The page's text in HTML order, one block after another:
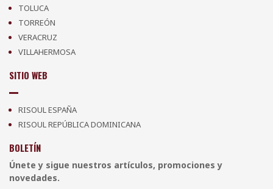
TOLUCA
TORREÓN
VERACRUZ
VILLAHERMOSA
SITIO WEB
RISOUL ESPAÑA
RISOUL REPÚBLICA DOMINICANA
BOLETÍN
Únete y sigue nuestros artículos, promociones y
novedades.